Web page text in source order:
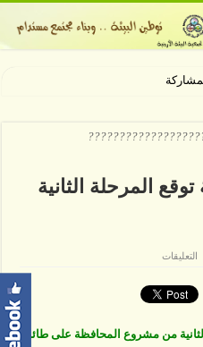
بإنجاح
المرحلة الثانية
التعليقات
الطبيعة
توقع
للحباري
من مشروع المحافظة على طائر